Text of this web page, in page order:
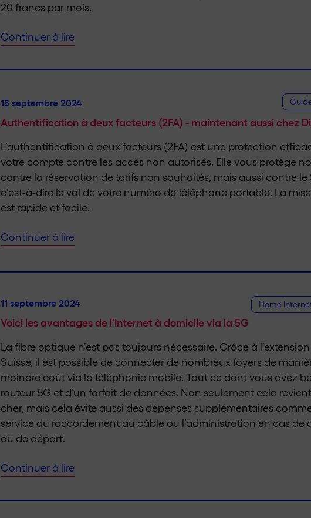
20 francs par mois.
Continuer à lire
18 septembre 2024
Authentification à deux facteurs (2FA) - maintenant aussi chez
L’authentification à deux facteurs (2FA) est une protection
votre compte contre les accès non autorisés. Elle vous protège
contre la réservation de tarifs non souhaités, mais aussi contre le
c’est-à-dire le vol de votre numéro de téléphone portable. La
est rapide et facile.
Continuer à lire
Home
11 septembre 2024
Voici les avantages de l'Internet à domicile via la 5G
La fibre optique n’est pas toujours nécessaire. Grâce à
Suisse, il est possible de connecter de nombreux foyers de
moindre coût via la téléphonie mobile. Tout ce dont vous avez
routeur 5G et d’un forfait de données. Non seulement cela
cher, mais cela évite aussi des dépenses supplémentaires
service du raccordement au câble ou l’administration en cas de
ou de départ.
Continuer à lire